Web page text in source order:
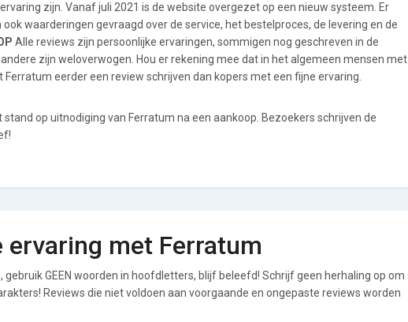
zijn. Vanaf juli 2021 is de website overgezet op een nieuw systeem. Er
waarderingen gevraagd over de service, het bestelproces, de levering en de
Alle reviews zijn persoonlijke ervaringen, sommigen nog geschreven in de
zijn weloverwogen. Hou er rekening mee dat in het algemeen mensen met
eerder een review schrijven dan kopers met een fijne ervaring.
stand op uitnodiging van Ferratum na een aankoop. Bezoekers schrijven de
ervaring met Ferratum
gebruik GEEN woorden in hoofdletters, blijf beleefd! Schrijf geen herhaling op om
Reviews die niet voldoen aan voorgaande en ongepaste reviews worden